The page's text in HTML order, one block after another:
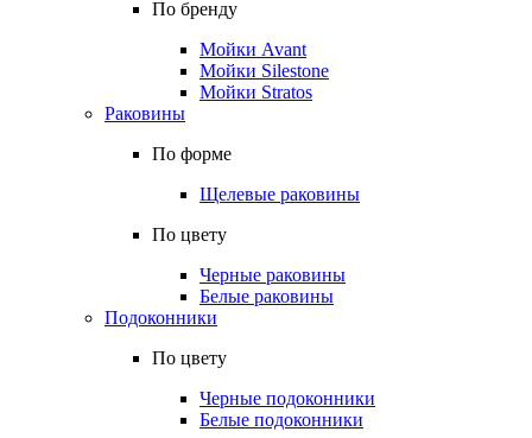
По бренду
Мойки Avant
Мойки Silestone
Мойки Stratos
Раковины
По форме
Щелевые раковины
По цвету
Черные раковины
Белые раковины
Подоконники
По цвету
Черные подоконники
Белые подоконники